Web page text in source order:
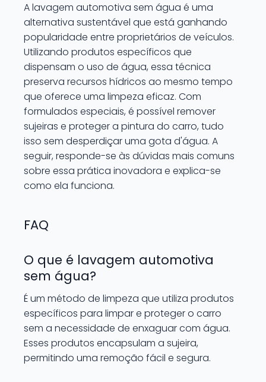
A lavagem automotiva sem água é uma
alternativa sustentável que está ganhando
popularidade entre proprietários de veículos.
Utilizando produtos específicos que
dispensam o uso de água, essa técnica
preserva recursos hídricos ao mesmo tempo
que oferece uma limpeza eficaz. Com
formulados especiais, é possível remover
sujeiras e proteger a pintura do carro, tudo
isso sem desperdiçar uma gota d'água. A
seguir, responde-se às dúvidas mais comuns
sobre essa prática inovadora e explica-se
como ela funciona.
FAQ
O que é lavagem automotiva
sem água?
É um método de limpeza que utiliza produtos
específicos para limpar e proteger o carro
sem a necessidade de enxaguar com água.
Esses produtos encapsulam a sujeira,
permitindo uma remoção fácil e segura.